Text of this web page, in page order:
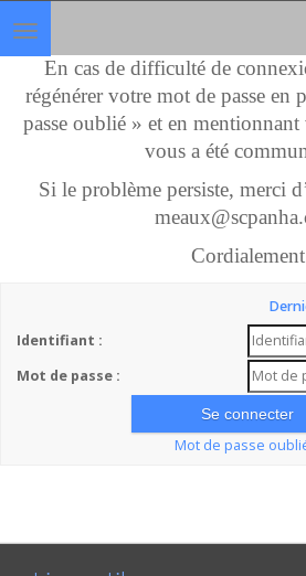
Toggle
navigation
En cas de difficulté de
régénérer votre mot de passe en
passe oublié » et en
vous a été
Si le problème persiste, merci
Cordialement
Identifiant :
Mot de passe :
Mot de passe